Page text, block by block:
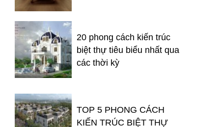
20 phong cách kiến trúc
biệt thự tiêu biểu nhất qua
các thời kỳ
TOP 5 PHONG CÁCH
KIẾN TRÚC BIỆT THỰ